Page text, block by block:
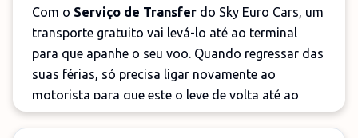
Com o Serviço de Transfer do Sky Euro Cars, um
transporte gratuito vai levá-lo até ao terminal
para que apanhe o seu voo. Quando regressar das
suas férias, só precisa ligar novamente ao
motorista para que este o leve de volta até ao
estacionamento.